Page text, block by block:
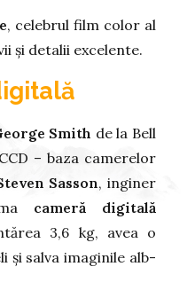
, celebrul film color al
și detalii excelente.
Smith de la Bell
– baza camerelor
Sasson, inginer
cameră digitală
3,6 kg, avea o
și salva imaginile alb-